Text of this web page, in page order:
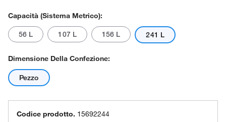
Capacità (sistema Metrico):
56 L 107 L 156 L 241 L
Dimensione Della Confezione:
Pezzo
Codice prodotto. 15692244